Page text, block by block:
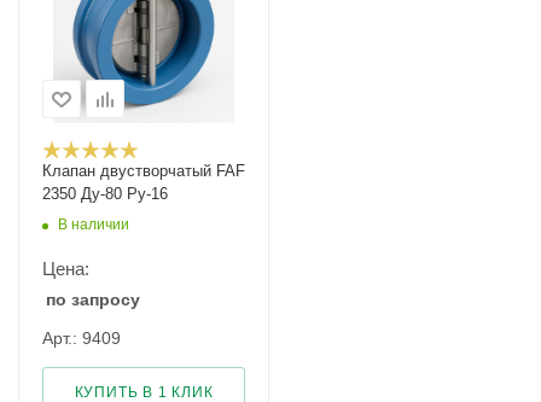
Клапан двустворчатый FAF
2350 Ду-80 Ру-16
В наличии
Цена:
по запросу
Арт.: 9409
КУПИТЬ В 1 КЛИК